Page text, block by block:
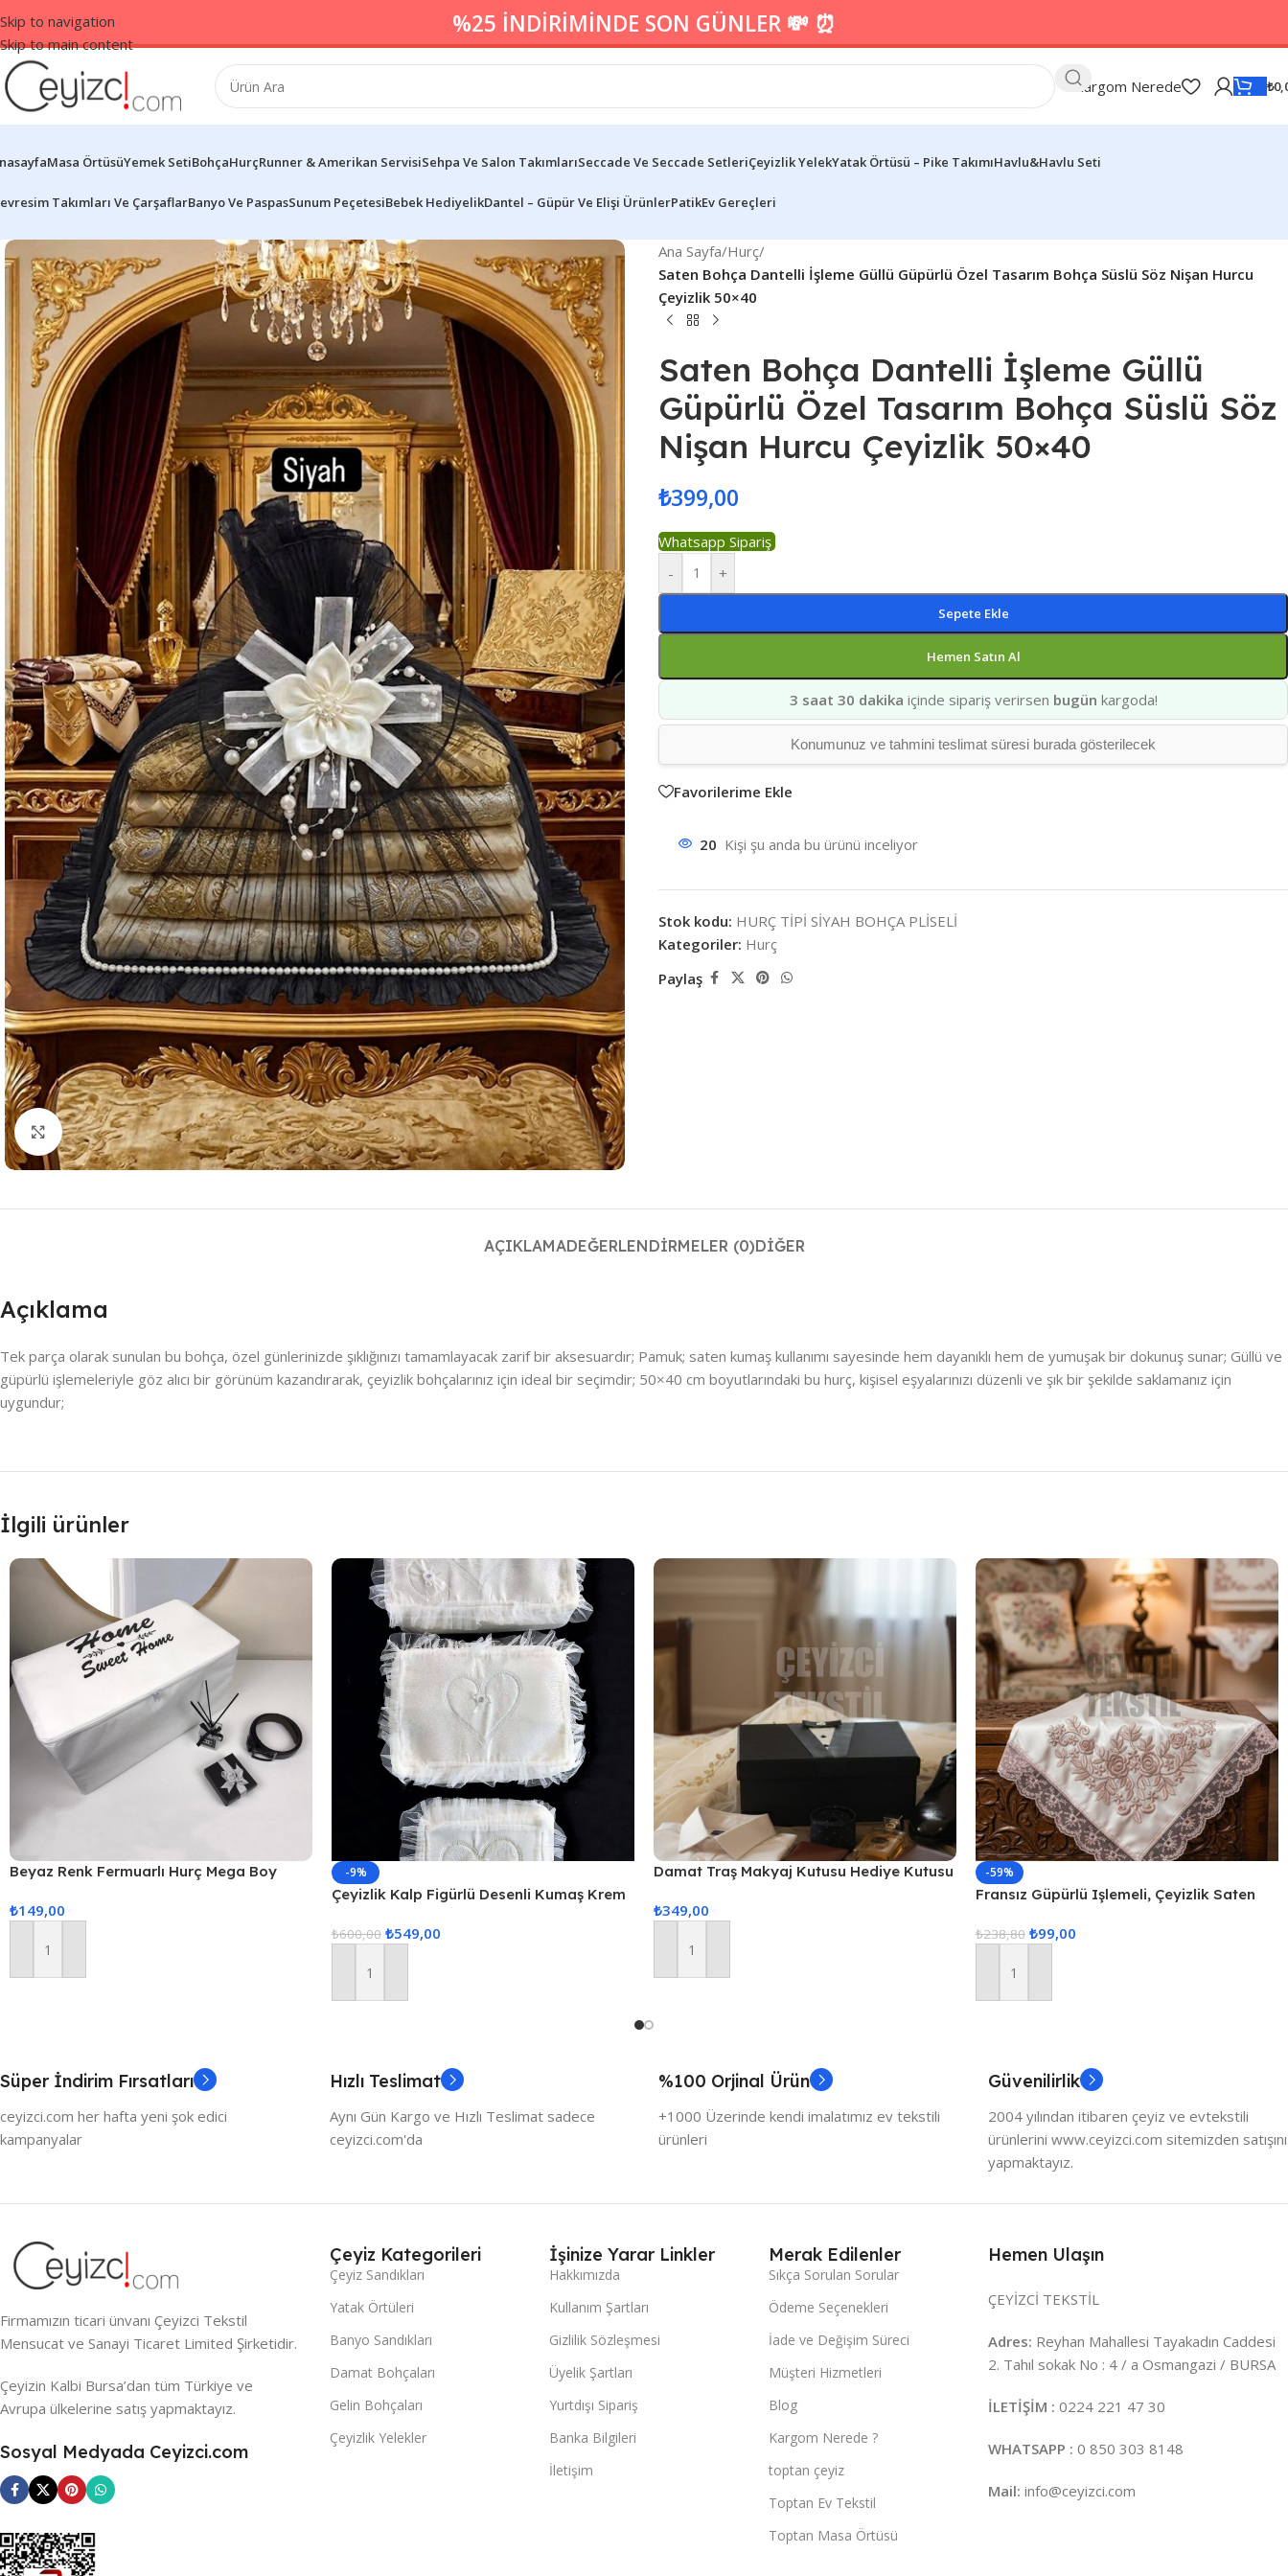
Skip to navigation
Skip to main content
%25 İNDİRİMİNDE SON GÜNLER 💸 ⏰
Kargom Nerede ₺
Masa ÖrtüsüYemek SetiBohçaHurçRunner & Amerikan ServisiSehpa Ve Salon TakımlarıSeccade Ve Seccade SetleriÇeyizlik YelekYatak Örtüsü – Pike TakımıHavlu&Havlu Seti
Takımları Ve ÇarşaflarBanyo Ve PaspasSunum PeçetesiBebek HediyelikDantel – Güpür Ve Elişi ÜrünlerPatikEv Gereçleri
Resmi Büyüt
Ana Sayfa/Hurç/
Saten Bohça Dantelli İşleme Güllü Güpürlü Özel Tasarım Bohça Süslü Söz Nişan Hurcu
Çeyizlik 50×40
Saten Bohça Dantelli İşleme Güllü
Güpürlü Özel Tasarım Bohça Süslü Söz
Nişan Hurcu Çeyizlik 50×40
₺399,00
Whatsapp Sipariş
-
+
Sepete Ekle
Hemen Satın Al
3 saat 30 dakika içinde sipariş verirsen bugün kargoda!
Konumunuz ve tahmini teslimat süresi burada gösterilecek
Favorilerime Ekle
20 Kişi şu anda bu ürünü inceliyor
Stok kodu: HURÇ TİPİ SİYAH BOHÇA PLİSELİ
Kategoriler: Hurç
Paylaş
AÇIKLAMADEĞERLENDIRMELER (0)DIĞER
Açıklama
Tek parça olarak sunulan bu bohça, özel günlerinizde şıklığınızı tamamlayacak zarif bir aksesuardır; Pamuk; saten kumaş kullanımı sayesinde hem dayanıklı hem de yumuşak bir dokunuş sunar; Güllü ve
güpürlü işlemeleriyle göz alıcı bir görünüm kazandırarak, çeyizlik bohçalarınız için ideal bir seçimdir; 50×40 cm boyutlarındaki bu hurç, kişisel eşyalarınızı düzenli ve şık bir şekilde saklamanız için
uygundur;
İlgili ürünler
Beyaz Renk Fermuarlı Hurç Mega Boy
₺149,00
Sepete Ekle
-9%
Çeyizlik Kalp Figürlü Desenli Kumaş Krem
₺600,00 ₺549,00
Sepete Ekle
Damat Traş Makyaj Kutusu Hediye Kutusu
₺349,00
Sepete Ekle
-59%
Fransız Güpürlü Işlemeli, Çeyizlik Saten
₺238,80 ₺99,00
Sepete Ekle
Süper İndirim Fırsatları
ceyizci.com her hafta yeni şok edici
kampanyalar
Hızlı Teslimat
Aynı Gün Kargo ve Hızlı Teslimat sadece
ceyizci.com'da
%100 Orjinal Ürün
+1000 Üzerinde kendi imalatımız ev tekstili
ürünleri
Güvenilirlik
2004 yılından itibaren çeyiz ve evtekstili
ürünlerini www.ceyizci.com sitemizden satışını
yapmaktayız.
Firmamızın ticari ünvanı Çeyizci Tekstil
Mensucat ve Sanayi Ticaret Limited Şirketidir.
Çeyizin Kalbi Bursa’dan tüm Türkiye ve
Avrupa ülkelerine satış yapmaktayız.
Sosyal Medyada Ceyizci.com
Çeyiz Kategorileri
Çeyiz Sandıkları
Yatak Örtüleri
Banyo Sandıkları
Damat Bohçaları
Gelin Bohçaları
Çeyizlik Yelekler
İşinize Yarar Linkler
Hakkımızda
Kullanım Şartları
Gizlilik Sözleşmesi
Üyelik Şartları
Yurtdışı Sipariş
Banka Bilgileri
İletişim
Merak Edilenler
Sıkça Sorulan Sorular
Ödeme Seçenekleri
İade ve Değişim Süreci
Müşteri Hizmetleri
Blog
Kargom Nerede ?
toptan çeyiz
Toptan Ev Tekstil
Toptan Masa Örtüsü
Hemen Ulaşın
ÇEYİZCİ TEKSTİL
Adres: Reyhan Mahallesi Tayakadın Caddesi
2. Tahıl sokak No : 4 / a Osmangazi / BURSA
İLETİŞİM : 0224 221 47 30
WHATSAPP : 0 850 303 8148
Mail: info@ceyizci.com